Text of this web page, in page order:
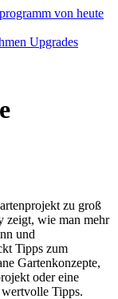
Upgrades
zu groß
zeigt, wie man mehr
und
Tipps zum
Gartenkonzepte,
oder eine
Tipps.